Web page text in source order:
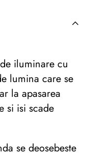
iluminare cu
lumina care se
la apasarea
si isi scade
se deosebeste